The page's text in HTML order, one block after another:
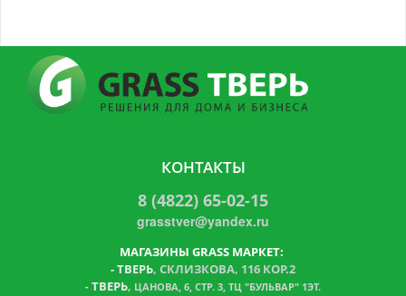
КОНТАКТЫ
8 (4822) 65-02-15
grasstver@yandex.ru
МАГАЗИНЫ GRASS МАРКЕТ:
-ТВЕРЬ, СКЛИЗКОВА, 116 КОР.2
- ТВЕРЬ, ЦАНОВА, 6, СТР. 3, ТЦ "БУЛЬВАР" 1ЭТ.